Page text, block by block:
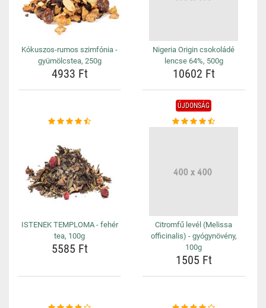
Kókuszos-rumos szimfónia -
gyümölcstea, 250g
4933 Ft
Nigeria Origin csokoládé
lencse 64%, 500g
10602 Ft
ISTENEK TEMPLOMA - fehér
tea, 100g
5585 Ft
ÚJDONSÁG
Citromfű levél (Melissa
officinalis) - gyógynövény,
100g
1505 Ft